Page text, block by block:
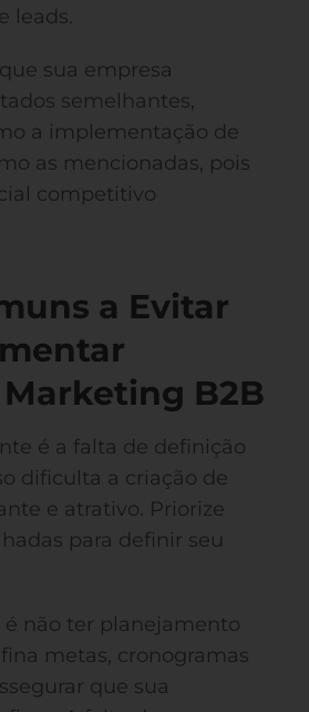
leads.
sua empresa
semelhantes,
a implementação de
as mencionadas, pois
competitivo
a Evitar
B2B
é a falta de definição
dificulta a criação de
e atrativo. Priorize
para definir seu
não ter planejamento
metas, cronogramas
que sua